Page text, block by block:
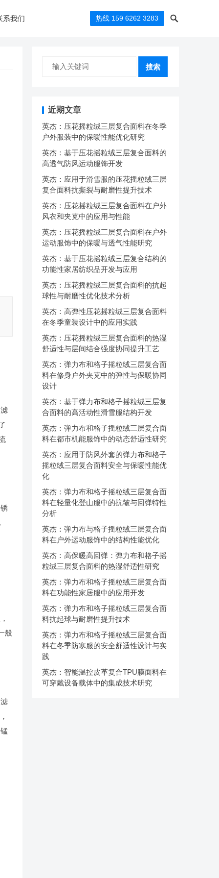
系我们 热线 159 6262 3283
般
搜索
近期文章
英杰：压花摇粒绒三层复合面料在冬季
户外服装中的保暖性能优化研究
英杰：基于压花摇粒绒三层复合面料的
高透气防风运动服饰开发
英杰：应用于滑雪服的压花摇粒绒三层
复合面料抗撕裂与耐磨性提升技术
英杰：压花摇粒绒三层复合面料在户外
风衣和夹克中的应用与性能
英杰：压花摇粒绒三层复合面料在户外
运动服饰中的保暖与透气性能研究
英杰：基于压花摇粒绒三层复合结构的
功能性家居纺织品开发与应用
英杰：压花摇粒绒三层复合面料的抗起
球性与耐磨性优化技术分析
英杰：高弹性压花摇粒绒三层复合面料
在冬季童装设计中的应用实践
英杰：压花摇粒绒三层复合面料的热湿
舒适性与层间结合强度协同提升工艺
英杰：弹力布和格子摇粒绒三层复合面
料在修身户外夹克中的弹性与保暖协同
设计
英杰：基于弹力布和格子摇粒绒三层复
合面料的高活动性滑雪服结构开发
英杰：弹力布和格子摇粒绒三层复合面
料在都市机能服饰中的动态舒适性研究
英杰：应用于防风外套的弹力布和格子
摇粒绒三层复合面料安全与保暖性能优
化
英杰：弹力布和格子摇粒绒三层复合面
料在轻量化登山服中的抗皱与回弹特性
分析
英杰：弹力布与格子摇粒绒三层复合面
料在户外运动服饰中的结构性能优化
英杰：高保暖高回弹：弹力布和格子摇
粒绒三层复合面料的热湿舒适性研究
英杰：弹力布和格子摇粒绒三层复合面
料在功能性家居服中的应用开发
英杰：弹力布和格子摇粒绒三层复合面
料抗起球与耐磨性提升技术
英杰：弹力布和格子摇粒绒三层复合面
料在冬季防寒服的安全舒适性设计与实
践
英杰：智能温控皮革复合TPU膜面料在
可穿戴设备载体中的集成技术研究